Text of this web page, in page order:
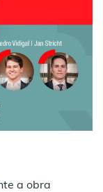
a obra